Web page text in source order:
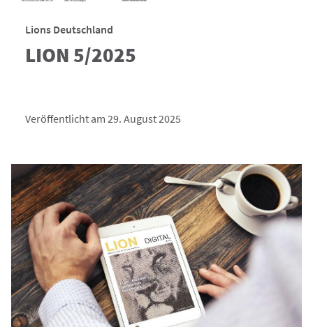
Lions Deutschland
LION 5/2025
Veröffentlicht am 29. August 2025